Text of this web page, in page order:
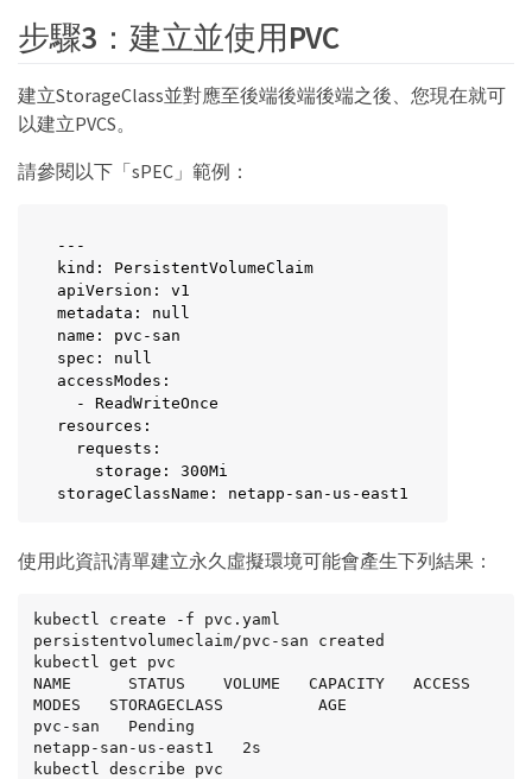
步驟3：建立並使用PVC
建立StorageClass並對應至後端後端後端之後、您現在就可
以建立PVCS。
請參閱以下「sPEC」範例：
---
kind: PersistentVolumeClaim
apiVersion: v1
metadata: null
name: pvc-san
spec: null
accessModes:
  - ReadWriteOnce
resources:
  requests:
    storage: 300Mi
storageClassName: netapp-san-us-east1
使用此資訊清單建立永久虛擬環境可能會產生下列結果：
kubectl create -f pvc.yaml
persistentvolumeclaim/pvc-san created
kubectl get pvc
NAME      STATUS    VOLUME   CAPACITY   ACCESS
MODES   STORAGECLASS          AGE
pvc-san   Pending
netapp-san-us-east1   2s
kubectl describe pvc